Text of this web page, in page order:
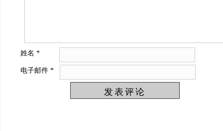
姓名 *
电子邮件 *